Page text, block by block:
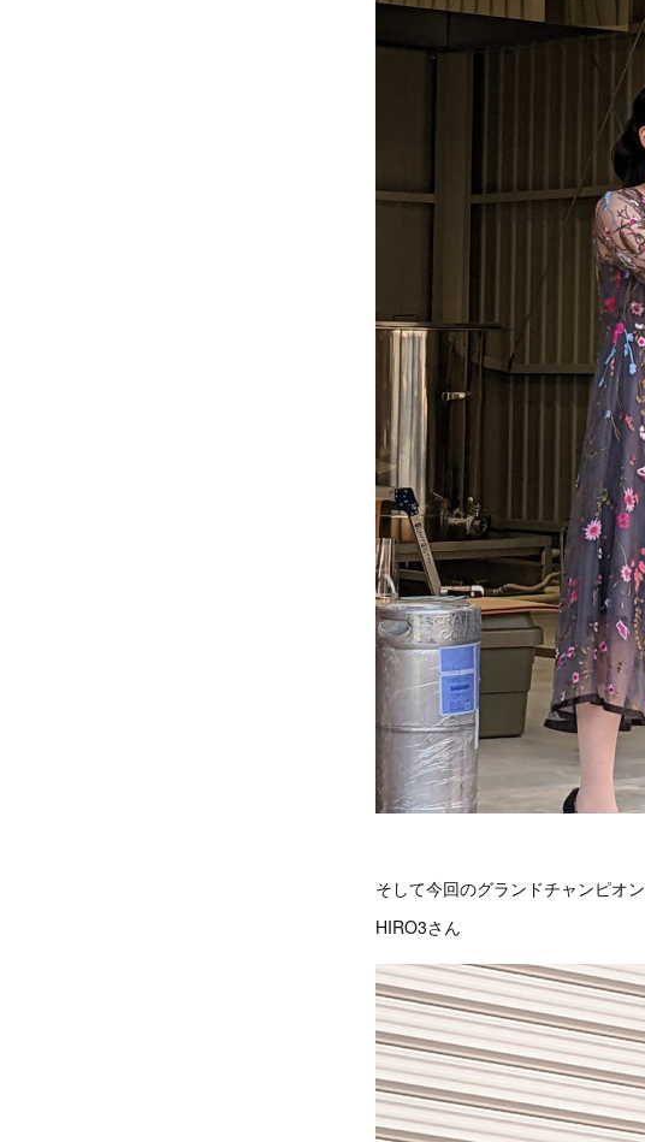
そして今回のグランドチャンピオン
HIRO3さん